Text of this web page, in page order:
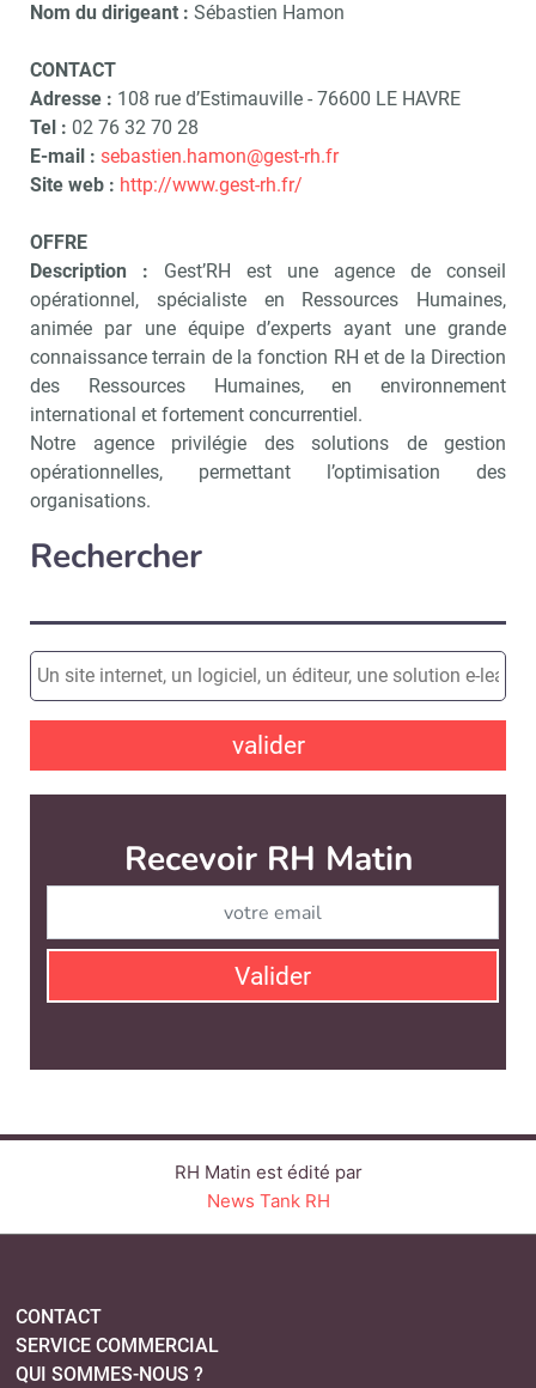
Nom du dirigeant : Sébastien Hamon
CONTACT
Adresse : 108 rue d’Estimauville - 76600 LE HAVRE
Tel : 02 76 32 70 28
E-mail : sebastien.hamon@gest-rh.fr
Site web : http://www.gest-rh.fr/
OFFRE
Description : Gest’RH est une agence de conseil
opérationnel, spécialiste en Ressources Humaines,
animée par une équipe d’experts ayant une grande
connaissance terrain de la fonction RH et de la Direction
des Ressources Humaines, en environnement
international et fortement concurrentiel.
Notre agence privilégie des solutions de gestion
opérationnelles, permettant l’optimisation des
organisations.
Rechercher
valider
Recevoir RH Matin
Valider
RH Matin est édité par
News Tank RH
CONTACT
SERVICE COMMERCIAL
QUI SOMMES-NOUS ?